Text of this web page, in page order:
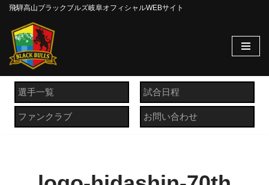
コ
ン
テ
ン
へ
飛騨高山ブラックブルズ岐阜オフィシャルWEBサイト
選手一覧 試合日程
ファンクラブ お問い合わせ